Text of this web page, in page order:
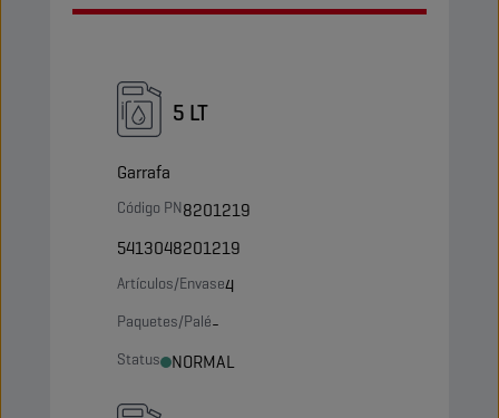
5 LT
Garrafa
Código PN8201219
5413048201219
Artículos/Envase4
Paquetes/Palé-
Status NORMAL